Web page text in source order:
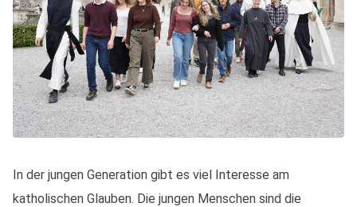
In der jungen Generation gibt es viel Interesse am
katholischen Glauben. Die jungen Menschen sind die